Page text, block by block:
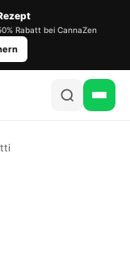
Rabatt bei CannaZen